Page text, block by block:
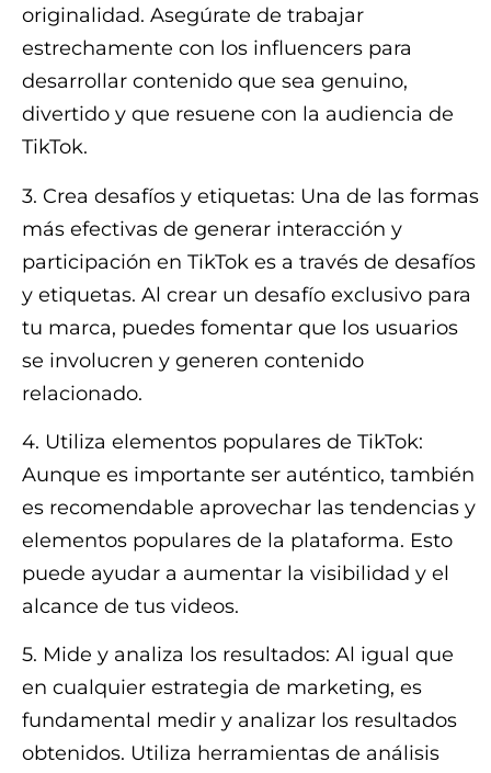
originalidad. Asegúrate de trabajar
estrechamente con los influencers para
desarrollar contenido que sea genuino,
divertido y que resuene con la audiencia de
TikTok.
3. Crea desafíos y etiquetas: Una de las formas
más efectivas de generar interacción y
participación en TikTok es a través de desafíos
y etiquetas. Al crear un desafío exclusivo para
tu marca, puedes fomentar que los usuarios
se involucren y generen contenido
relacionado.
4. Utiliza elementos populares de TikTok:
Aunque es importante ser auténtico, también
es recomendable aprovechar las tendencias y
elementos populares de la plataforma. Esto
puede ayudar a aumentar la visibilidad y el
alcance de tus videos.
5. Mide y analiza los resultados: Al igual que
en cualquier estrategia de marketing, es
fundamental medir y analizar los resultados
obtenidos. Utiliza herramientas de análisis